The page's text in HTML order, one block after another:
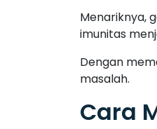
Menariknya,
imunitas
Dengan
masalah.
Cara